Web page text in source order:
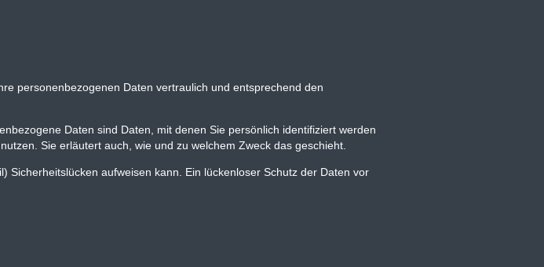
personenbezogenen Daten vertraulich und entsprechend den
Daten sind Daten, mit denen Sie persönlich identifiziert werden
Sie erläutert auch, wie und zu welchem Zweck das geschieht.
aufweisen kann. Ein lückenloser Schutz der Daten vor